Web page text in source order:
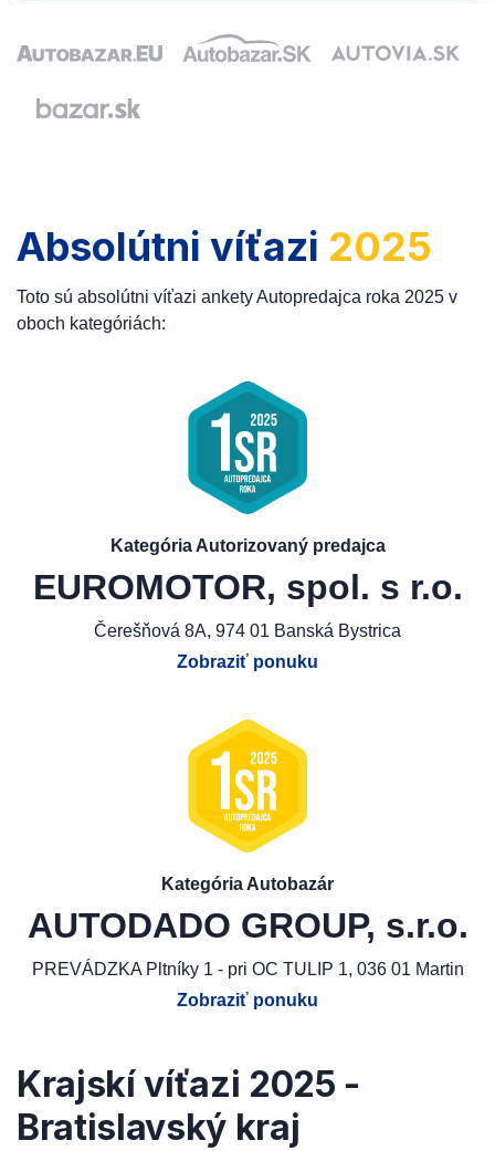
Absolútni víťazi 2025
Toto sú absolútni víťazi ankety Autopredajca roka 2025 v
oboch kategóriách:
Kategória Autorizovaný predajca
EUROMOTOR, spol. s r.o.
Čerešňová 8A, 974 01 Banská Bystrica
Zobraziť ponuku
Kategória Autobazár
AUTODADO GROUP, s.r.o.
PREVÁDZKA Pltníky 1 - pri OC TULIP 1, 036 01 Martin
Zobraziť ponuku
Krajskí víťazi 2025 -
Bratislavský kraj